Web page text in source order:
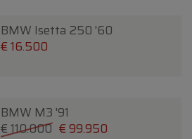
BMW Isetta 250 '60
€ 16.500
BMW M3 '91
€ 110.000 € 99.950